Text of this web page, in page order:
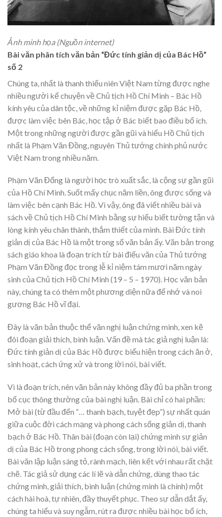
Ảnh minh họa (Nguồn internet)
Bài văn phân tích văn bản “Đức tính giản dị của Bác Hồ”
số 2
Chúng ta, nhất là thanh thiếu niên Việt Nam từng được nghe
nhiều người kể chuyện về Chủ tịch Hồ Chí Minh – Bác Hồ
kính yêu của dân tộc, về những kỉ niệm được gặp Bác Hồ,
được làm việc bên Bác, học tập ở Bác biết bao điều bổ ích.
Một trong những người được gần gũi và hiểu Hồ Chủ tịch
nhất là Phạm Văn Đồng, nguyên Thủ tướng chính phủ nước
Việt Nam trong nhiều năm.
Phạm Văn Đổng là người học trò xuất sắc, là cộng sự gần gũi
của Hồ Chí Minh. Suốt mấy chục năm liền, ông được sống và
làm việc bên cạnh Bác Hồ. Vì vậy, ông đã viết nhiều bài và
sách về Chủ tịch Hồ Chí Minh bằng sự hiểu biết tường tận và
lòng kính yêu chân thành, thắm thiết của mình. Bài Đức tính
giản dị của Bác Hồ là một trong số văn bản ấy. Văn bản trong
sách giáo khoa là đoạn trích từ bài điếu văn của Thủ tướng
Phạm Văn Đồng đọc trong lễ kỉ niệm tám mươi năm ngày
sinh của Chủ tịch Hồ Chí Minh (19 – 5 – 1970). Học văn bản
này, chúng ta có thêm một phương diện nữa để nhớ và noi
gương Bác Hồ vĩ đại.
Đây là văn bản thuộc thể văn nghị luận chứng minh, xen kẽ
đôi đoạn giải thích, bình luận. Vấn đề mà tác giả nghị luận là:
Đức tính giản dị của Bác Hồ được biểu hiện trong cách ăn ở,
sinh hoạt, cách ứng xử và trong lời nói, bài viết.
Vì là đoạn trích, nên văn bản này không đầy đủ ba phần trong
bố cục thông thường của bài nghị luận. Bài chỉ có hai phần:
Mở bài (từ đầu đến “… thanh bạch, tuyệt đẹp”) sự nhất quán
giữa cuộc đời cách mạng và phong cách sống giản dị, thanh
bạch ở Bác Hồ. Thân bài (đoạn còn lại) chứng minh sự giản
dị của Bác Hồ trong phong cách sống, trong lời nói, bài viết.
Bài văn lập luận sáng tỏ, rành mạch, liên kết với nhau rất chặt
chẽ. Tác giả sử dụng các lí lẽ và dẫn chứng, dùng thao tác
chứng minh, giải thích, bình luận (chứng minh là chính) một
cách hài hoà, tự nhiên, đầy thuyết phục. Theo sự dẫn dắt ấy,
chúng ta hiểu và suy ngẫm, rút ra được nhiều bài học bổ ích,